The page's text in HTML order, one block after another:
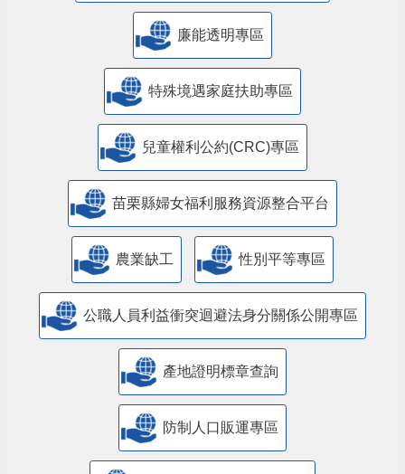
廉能透明專區
特殊境遇家庭扶助專區
兒童權利公約(CRC)專區
苗栗縣婦女福利服務資源整合平台
農業缺工 性別平等專區
公職人員利益衝突迴避法身分關係公開專區
產地證明標章查詢
防制人口販運專區